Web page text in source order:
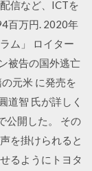
信など、ICTを
百万円. 2020年
ム」 ロイター
被告の国外逃亡
元米 に発売を
道智 氏が詳しく
公開した。 その
を掛けられると
るようにトヨタ